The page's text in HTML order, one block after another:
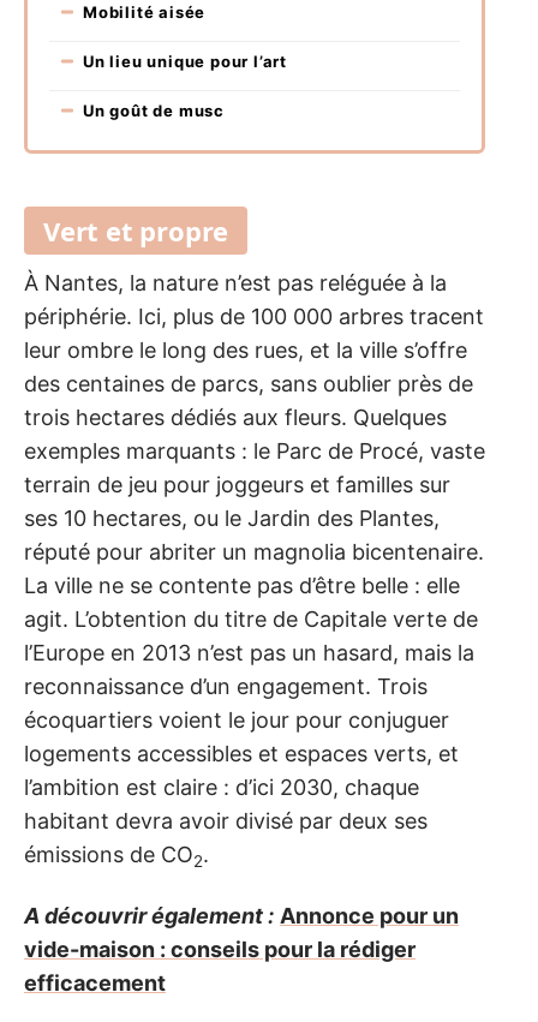
Mobilité aisée
Un lieu unique pour l’art
Un goût de musc
Vert et propre
À Nantes, la nature n’est pas reléguée à la
périphérie. Ici, plus de 100 000 arbres tracent
leur ombre le long des rues, et la ville s’offre
des centaines de parcs, sans oublier près de
trois hectares dédiés aux fleurs. Quelques
exemples marquants : le Parc de Procé, vaste
terrain de jeu pour joggeurs et familles sur
ses 10 hectares, ou le Jardin des Plantes,
réputé pour abriter un magnolia bicentenaire.
La ville ne se contente pas d’être belle : elle
agit. L’obtention du titre de Capitale verte de
l’Europe en 2013 n’est pas un hasard, mais la
reconnaissance d’un engagement. Trois
écoquartiers voient le jour pour conjuguer
logements accessibles et espaces verts, et
l’ambition est claire : d’ici 2030, chaque
habitant devra avoir divisé par deux ses
émissions de CO2.
A découvrir également : Annonce pour un
vide-maison : conseils pour la rédiger
efficacement